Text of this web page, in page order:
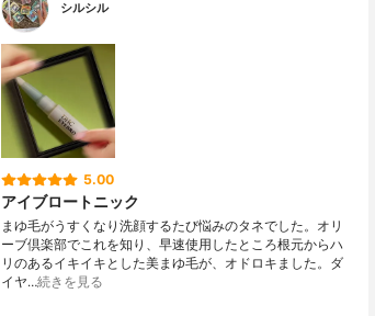
シルシル
5.00
アイブロートニック
まゆ毛がうすくなり洗顔するたび悩みのタネでした。オリ
ーブ倶楽部でこれを知り、早速使用したところ根元からハ
リのあるイキイキとした美まゆ毛が、オドロキました。ダ
イヤ…続きを見る